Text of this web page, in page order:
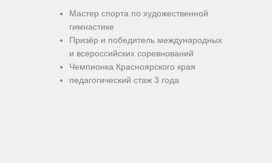
Мастер спорта по художественной
гимнастике
Призёр и победитель международных
и всероссийских соревнований
Чемпионка Красноярского края
педагогический стаж 3 года